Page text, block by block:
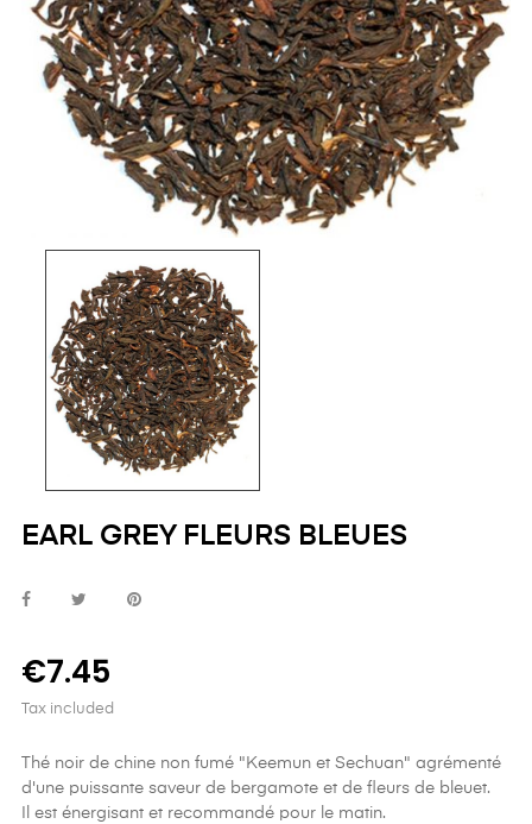
EARL GREY FLEURS BLEUES
€7.45
Tax included
Thé noir de chine non fumé "Keemun et Sechuan" agrémenté
d'une puissante saveur de bergamote et de fleurs de bleuet.
Il est énergisant et recommandé pour le matin.